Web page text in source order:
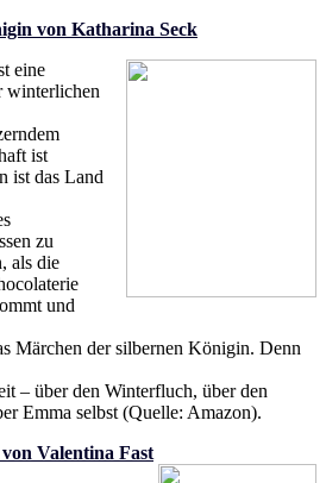
von Katharina Seck
eine
winterlichen
ist
ist das Land
zu
als die
und
Märchen der silbernen Königin. Denn
– über den Winterfluch, über den
Emma selbst (Quelle: Amazon).
Valentina Fast